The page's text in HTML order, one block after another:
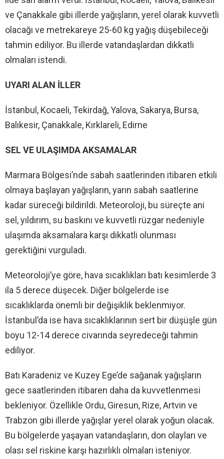
ve Çanakkale gibi illerde yağışların, yerel olarak kuvvetli
olacağı ve metrekareye 25-60 kg yağış düşebileceği
tahmin ediliyor. Bu illerde vatandaşlardan dikkatli
olmaları istendi.
UYARI ALAN İLLER
İstanbul, Kocaeli, Tekirdağ, Yalova, Sakarya, Bursa,
Balıkesir, Çanakkale, Kırklareli, Edirne
SEL VE ULAŞIMDA AKSAMALAR
Marmara Bölgesi’nde sabah saatlerinden itibaren etkili
olmaya başlayan yağışların, yarın sabah saatlerine
kadar süreceği bildirildi. Meteoroloji, bu süreçte ani
sel, yıldırım, su baskını ve kuvvetli rüzgar nedeniyle
ulaşımda aksamalara karşı dikkatli olunması
gerektiğini vurguladı.
Meteoroloji’ye göre, hava sıcaklıkları batı kesimlerde 3
ila 5 derece düşecek. Diğer bölgelerde ise
sıcaklıklarda önemli bir değişiklik beklenmiyor.
İstanbul’da ise hava sıcaklıklarının sert bir düşüşle gün
boyu 12-14 derece civarında seyredeceği tahmin
ediliyor.
Batı Karadeniz ve Kuzey Ege’de sağanak yağışların
gece saatlerinden itibaren daha da kuvvetlenmesi
bekleniyor. Özellikle Ordu, Giresun, Rize, Artvin ve
Trabzon gibi illerde yağışlar yerel olarak yoğun olacak.
Bu bölgelerde yaşayan vatandaşların, don olayları ve
olası sel riskine karşı hazırlıklı olmaları isteniyor.